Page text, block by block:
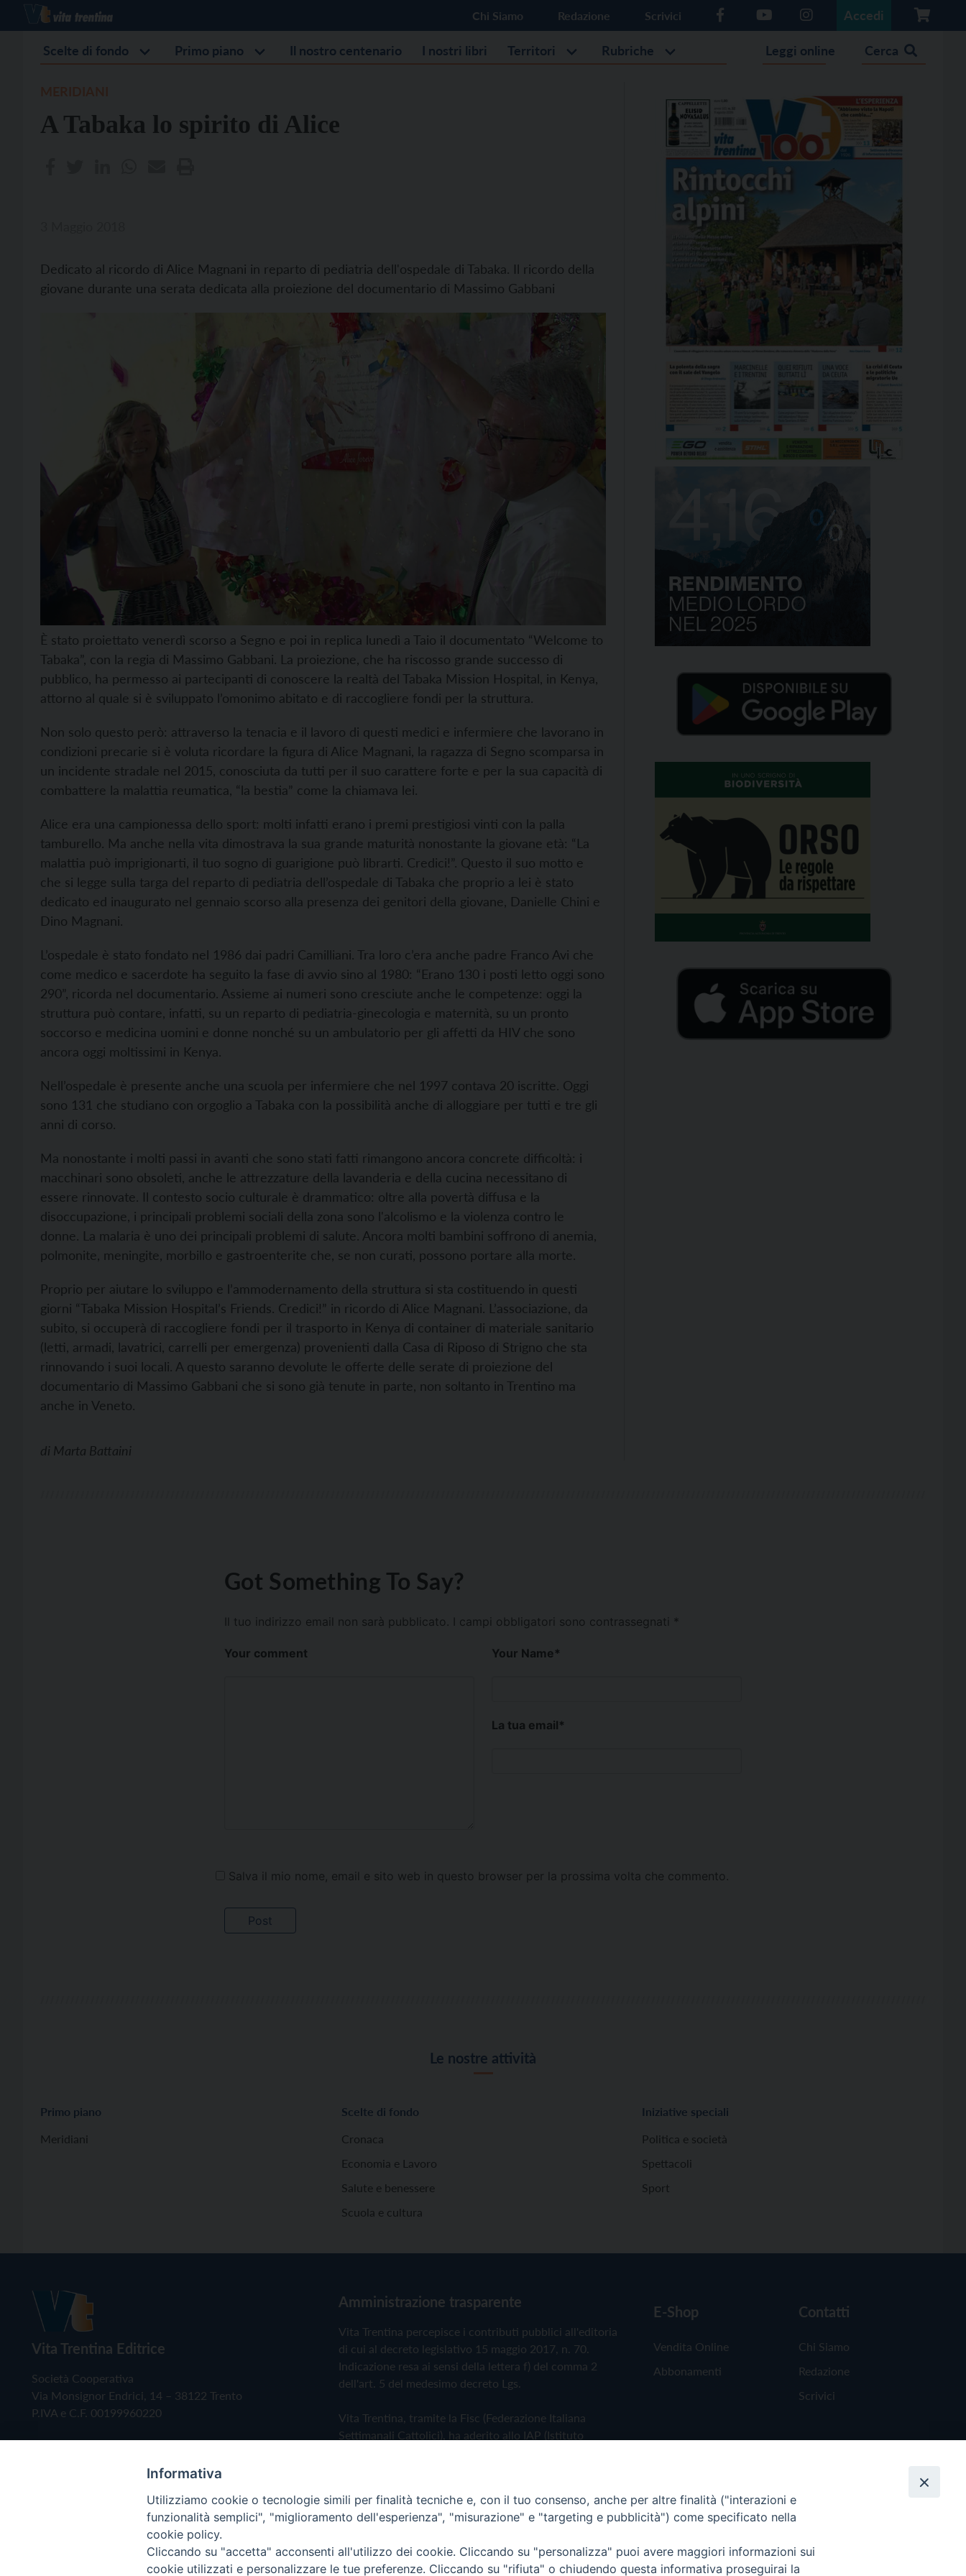
Chi Siamo Redazione Scrivici Accedi
Scelte di fondo Primo piano Il nostro centenario I nostri libri Territori Rubriche Leggi online Cerca
A Tabaka lo spirito di Alice
Dedicato al ricordo di Alice Magnani in reparto di pediatria dell'ospedale di Tabaka. Il ricordo della
giovane durante una serata dedicata alla proiezione del documentario di Massimo Gabbani
È stato proiettato venerdì scorso a Segno e poi in replica lunedì a Taio il documentato “Welcome to
Tabaka”, con la regia di Massimo Gabbani. La proiezione, che ha riscosso grande successo di
pubblico, ha permesso ai partecipanti di conoscere la realtà del Tabaka Mission Hospital, in Kenya,
attorno al quale si è sviluppato l’omonimo abitato e di raccogliere fondi per la struttura.
Non solo questo però: attraverso la tenacia e il lavoro di questi medici e infermiere che lavorano in
condizioni precarie si è voluta ricordare la figura di Alice Magnani, la ragazza di Segno scomparsa in
un incidente stradale nel 2015, conosciuta da tutti per il suo carattere forte e per la sua capacità di
combattere la malattia reumatica, “la bestia” come la chiamava lei.
Alice era una campionessa dello sport: molti infatti erano i premi prestigiosi vinti con la palla
tamburello. Ma anche nella vita dimostrava la sua grande maturità nonostante la giovane età: “La
malattia può imprigionarti, il tuo sogno di guarigione può librarti. Credici!”. Questo il suo motto e
che si legge sulla targa del reparto di pediatria dell’ospedale di Tabaka che proprio a lei è stato
dedicato ed inaugurato nel gennaio scorso alla presenza dei genitori della giovane, Danielle Chini e
Dino Magnani.
L’ospedale è stato fondato nel 1986 dai padri Camilliani. Tra loro c’era anche padre Franco Avi che
come medico e sacerdote ha seguito la fase di avvio sino al 1980: “Erano 130 i posti letto oggi sono
290”, ricorda nel documentario. Assieme ai numeri sono cresciute anche le competenze: oggi la
struttura può contare, infatti, su un reparto di pediatria-ginecologia e maternità, su un pronto
soccorso e medicina uomini e donne nonché su un ambulatorio per gli affetti da HIV che sono
ancora oggi moltissimi in Kenya.
Nell’ospedale è presente anche una scuola per infermiere che nel 1997 contava 20 iscritte. Oggi
sono 131 che studiano con orgoglio a Tabaka con la possibilità anche di alloggiare per tutti e tre gli
anni di corso.
Ma nonostante i molti passi in avanti che sono stati fatti rimangono ancora concrete difficoltà: i
macchinari sono obsoleti, anche le attrezzature della lavanderia e della cucina necessitano di
essere rinnovate. Il contesto socio culturale è drammatico: oltre alla povertà diffusa e la
disoccupazione, i principali problemi sociali della zona sono l'alcolismo e la violenza contro le
donne. La malaria è uno dei principali problemi di salute. Ancora molti bambini soffrono di anemia,
polmonite, meningite, morbillo e gastroenterite che, se non curati, possono portare alla morte.
Proprio per aiutare lo sviluppo e l’ammodernamento della struttura si sta costituendo in questi
giorni “Tabaka Mission Hospital’s Friends. Credici!” in ricordo di Alice Magnani. L’associazione, da
subito, si occuperà di raccogliere fondi per il trasporto in Kenya di container di materiale sanitario
(letti, armadi, lavatrici, carrelli per emergenza) provenienti dalla Casa di Riposo di Strigno che sta
rinnovando i suoi locali. A questo saranno devolute le offerte delle serate di proiezione del
documentario di Massimo Gabbani che si sono già tenute in parte, non soltanto in Trentino ma
anche in Veneto.
di Marta Battaini
Got Something To Say?
Il tuo indirizzo email non sarà pubblicato. I campi obbligatori sono contrassegnati *
Your comment Your Name*
La tua email*
Salva il mio nome, email e sito web in questo browser per la prossima volta che commento.
Le nostre attività
Primo piano
Meridiani
Scelte di fondo
Cronaca
Economia e Lavoro
Salute e benessere
Scuola e cultura
Iniziative speciali
Politica e società
Spettacoli
Sport
Vita Trentina Editrice
Società Cooperativa
Via Monsignor Endrici, 14 – 38122 Trento
P.IVA e C.F. 00199960220
Amministrazione trasparente
Vita Trentina percepisce i contributi pubblici all'editoria
di cui al decreto legislativo 15 maggio 2017, n. 70.
Indicazione resa ai sensi della lettera f) del comma 2
dell'art. 5 del medesimo decreto Lgs.
Vita Trentina, tramite la Fisc (Federazione Italiana
Settimanali Cattolici), ha aderito allo IAP (Istituto
Privacy Policy Cookie Policy
E-Shop
Vendita Online
Abbonamenti
Contatti
Chi Siamo
Redazione
Scrivici
Copyright © 2019 - Tutti i diritti riservati - Vita Trentina Editrice
Informativa
Utilizziamo cookie o tecnologie simili per finalità tecniche e, con il tuo consenso, anche per altre finalità ("interazioni e
funzionalità semplici", "miglioramento dell'esperienza", "misurazione" e "targeting e pubblicità") come specificato nella
cookie policy.
Cliccando su "accetta" acconsenti all'utilizzo dei cookie. Cliccando su "personalizza" puoi avere maggiori informazioni sui
cookie utilizzati e personalizzare le tue preferenze. Cliccando su "rifiuta" o chiudendo questa informativa proseguirai la